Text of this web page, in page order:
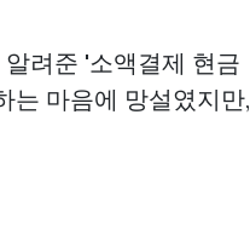
려준 '소액결제 현금
는 마음에 망설였지만,